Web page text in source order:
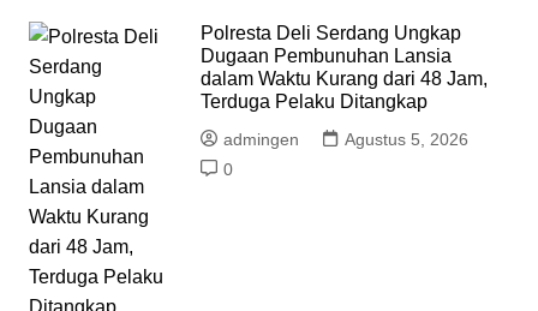
Polresta Deli Serdang Ungkap
Dugaan Pembunuhan Lansia
dalam Waktu Kurang dari 48 Jam,
Terduga Pelaku Ditangkap
admingen
Agustus 5, 2026
0